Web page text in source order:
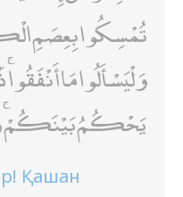
تُمْسِكُوا بِعِصَمِ
وَلْيَسْأَلُوا مَا
يَحْكُمُ بَيْنَكُمْ
Қашан